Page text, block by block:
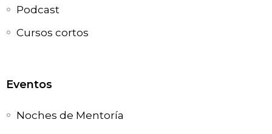
Podcast
Cursos cortos
Eventos
Noches de Mentoría